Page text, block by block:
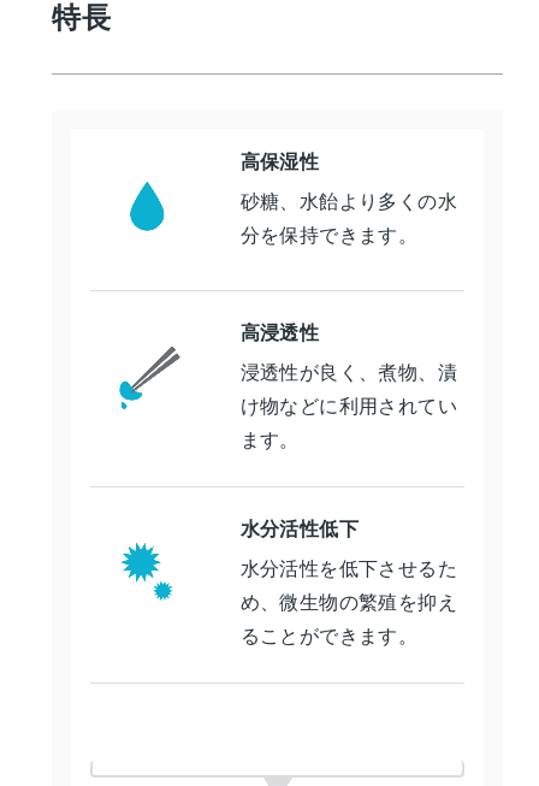
特長
高保湿性
砂糖、水飴より多くの水
分を保持できます。
高浸透性
浸透性が良く、煮物、漬
け物などに利用されてい
ます。
水分活性低下
水分活性を低下させるた
め、微生物の繁殖を抑え
ることができます。